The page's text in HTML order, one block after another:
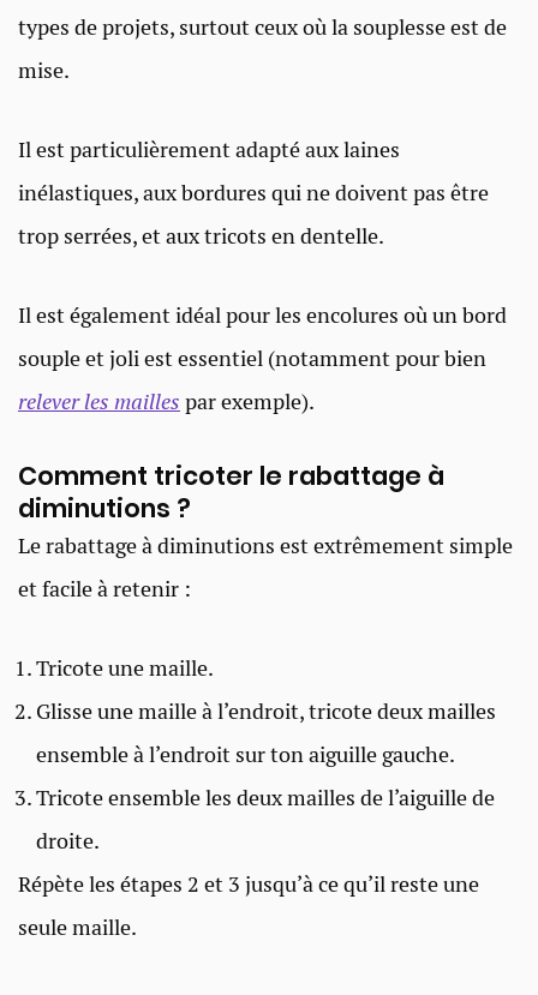
types de projets, surtout ceux où la souplesse est de
mise.
Il est particulièrement adapté aux laines
inélastiques, aux bordures qui ne doivent pas être
trop serrées, et aux tricots en dentelle.
Il est également idéal pour les encolures où un bord
souple et joli est essentiel (notamment pour bien
relever les mailles par exemple).
Comment tricoter le rabattage à
diminutions ?
Le rabattage à diminutions est extrêmement simple
et facile à retenir :
Tricote une maille.
Glisse une maille à l’endroit, tricote deux mailles
ensemble à l’endroit sur ton aiguille gauche.
Tricote ensemble les deux mailles de l’aiguille de
droite.
Répète les étapes 2 et 3 jusqu’à ce qu’il reste une
seule maille.